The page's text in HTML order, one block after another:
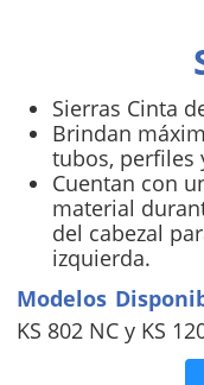
Sierras Cinta
Brindan
tubos, perfiles
Cuentan con
material
del cabezal
izquierda.
Modelos
KS 802 NC y KS